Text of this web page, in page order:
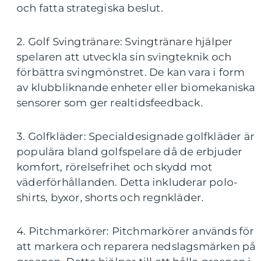
och fatta strategiska beslut.
2. Golf Svingtränare: Svingtränare hjälper
spelaren att utveckla sin svingteknik och
förbättra svingmönstret. De kan vara i form
av klubbliknande enheter eller biomekaniska
sensorer som ger realtidsfeedback.
3. Golfkläder: Specialdesignade golfkläder är
populära bland golfspelare då de erbjuder
komfort, rörelsefrihet och skydd mot
väderförhållanden. Detta inkluderar polo-
shirts, byxor, shorts och regnkläder.
4. Pitchmarkörer: Pitchmarkörer används för
att markera och reparera nedslagsmärken på